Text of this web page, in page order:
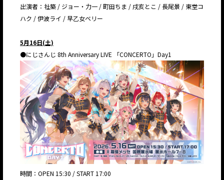
出演者：社築 / ジョー・力一 / 町田ちま / 戌亥とこ / 長尾景 / 東堂コ
ハク / 伊波ライ / 早乙女ベリー
5月16日(土)
●にじさんじ 8th Anniversary LIVE 「CONCERTO」Day1
時間：OPEN 15:30 / START 17:00